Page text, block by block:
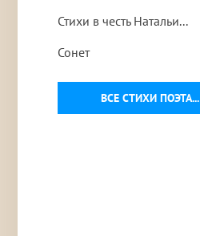
ВСЕ СТИХИ ПОЭТА...
Стихи в честь Натальи...
Сонет